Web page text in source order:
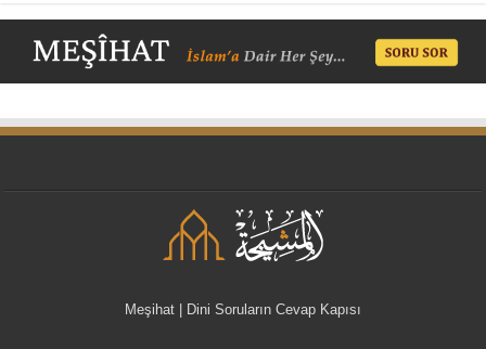
Meşihat | Dini Soruların Cevap Kapısı